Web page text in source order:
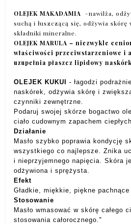
OLEJEK MAKADAMIA –nawilża,
suchą i łuszczącą się, odżywia
składniki mineralne.
OLEJEK MARULA – niezwykle
właściwości przeciwstarzeniowe i
uzupełnia płaszcz lipidowy
OLEJEK KUKUI- łagodzi
naskórek, odżywia skórę i
czynniki zewnętrzne.
Podaruj swojej skórze bogactwo
ciało cudownym zapachem
Działanie
Masło szybko poprawia kondycję
wszystkiego co najlepsze. Znika
i nieprzyjemnego napięcia. Skóra
odżywiona i sprężysta.
Efekt
Gładkie, miękkie, piękne pachnące
Stosowanie
Masło wmasować w skórę całego
stosowania całorocznego."